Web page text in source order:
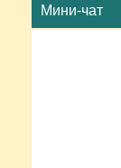
Мини-чат